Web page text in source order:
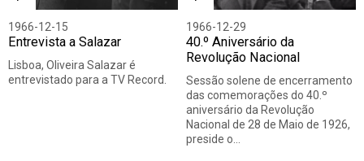
1966-12-15
Entrevista a Salazar
Lisboa, Oliveira Salazar é
entrevistado para a TV Record.
1966-12-29
40.º Aniversário da
Revolução Nacional
Sessão solene de encerramento
das comemorações do 40.º
aniversário da Revolução
Nacional de 28 de Maio de 1926,
preside o…